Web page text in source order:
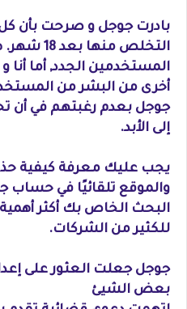
بادرت جوجل و صرحت بأن كل
التخلص
المستخدمين الجدد, أما أنا
أخرى من البشر من
جوجل بعدم رغبتهم في أن
إلى الأبد.
يجب عليك معرفة كيفية
والموقع تلقائيًا في
البحث الخاص بك أكثر
للكثير من الشركات.
جوجل جعلت العثور على
بعض الشيئ